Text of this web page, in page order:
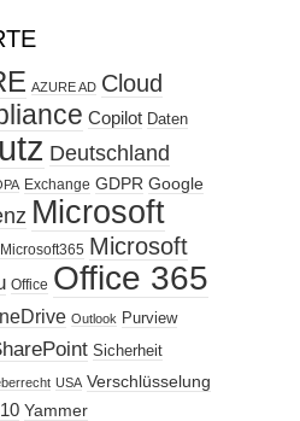
AZURE AD Cloud
Copilot Daten
Deutschland
Exchange GDPR Google
Microsoft
Microsoft365 Microsoft
Office Office 365
Outlook Purview
Sicherheit
USA Verschlüsselung
Yammer